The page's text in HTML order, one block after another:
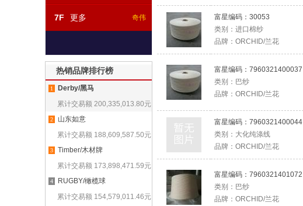
7F 更多 奇伟
热销品牌排行榜
1
Derby/黑马
累计交易额 200,335,013.80元
2
山东如意
累计交易额 188,609,587.50元
3
Timber/木材牌
累计交易额 173,898,471.59元
4
RUGBY/橄榄球
累计交易额 154,579,011.46元
富星编码： 30053
类别： 进口棉纱
品牌： ORCHID/兰花
富星编码： 7960321400037
类别： 巴纱
品牌： ORCHID/兰花
富星编码： 7960321400044
类别： 大化纯涤线
品牌： ORCHID/兰花
富星编码： 7960321401072
类别： 巴纱
品牌： ORCHID/兰花